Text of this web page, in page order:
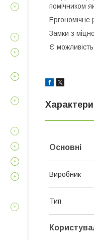
помічником
Ергономічне
Замки з
Є
Основні
Виробник
Тип